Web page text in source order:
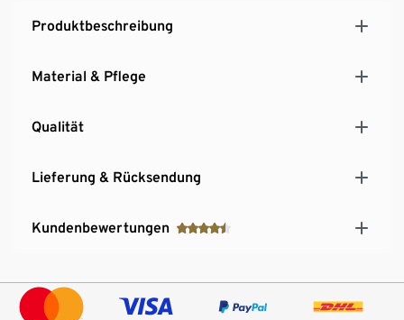
Produktbeschreibung
Material & Pflege
Qualität
Lieferung & Rücksendung
Kundenbewertungen